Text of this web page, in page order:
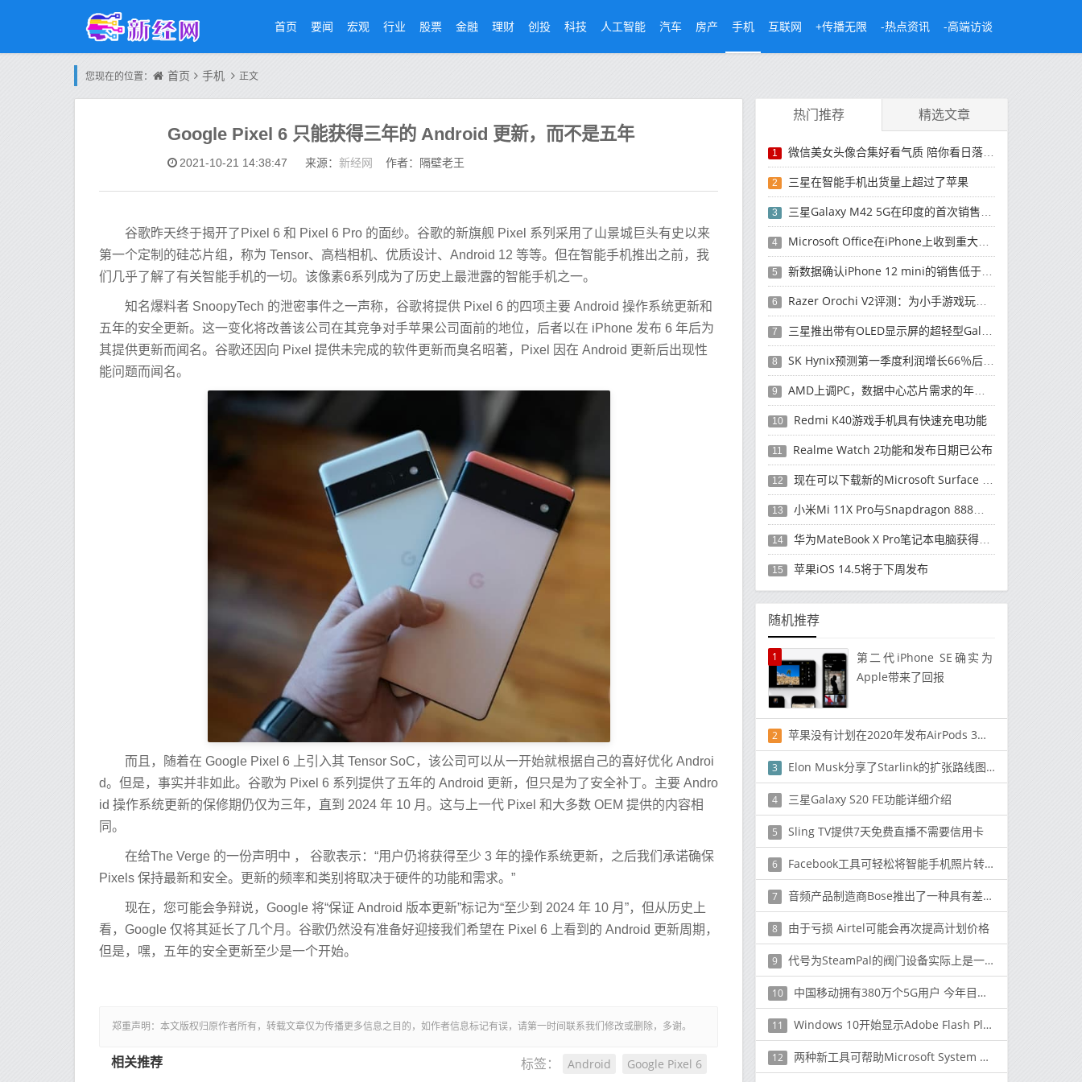
首页 要闻 宏观 行业 股票 金融 理财 创投 科技 人工智能 汽车 房产 手机 互联网 +传播无限 -热点资讯 -高端访谈
您现在的位置： 首页 手机 正文
Google Pixel 6 只能获得三年的 Android 更新，而不是五年
2021-10-21 14:38:47 来源： 新经网 作者：隔壁老王
谷歌昨天终于揭开了Pixel 6 和 Pixel 6 Pro 的面纱。谷歌的新旗舰 Pixel 系列采用了山景城巨头有史以来
第一个定制的硅芯片组，称为 Tensor、高档相机、优质设计、Android 12 等等。但在智能手机推出之前，我
们几乎了解了有关智能手机的一切。该像素6系列成为了历史上最泄露的智能手机之一。
知名爆料者 SnoopyTech 的泄密事件之一声称，谷歌将提供 Pixel 6 的四项主要 Android 操作系统更新和
五年的安全更新。这一变化将改善该公司在其竞争对手苹果公司面前的地位，后者以在 iPhone 发布 6 年后为
其提供更新而闻名。谷歌还因向 Pixel 提供未完成的软件更新而臭名昭著，Pixel 因在 Android 更新后出现性
能问题而闻名。
而且，随着在 Google Pixel 6 上引入其 Tensor SoC，该公司可以从一开始就根据自己的喜好优化 Androi
d。但是，事实并非如此。谷歌为 Pixel 6 系列提供了五年的 Android 更新，但只是为了安全补丁。主要 Andro
id 操作系统更新的保修期仍仅为三年，直到 2024 年 10 月。这与上一代 Pixel 和大多数 OEM 提供的内容相
同。
在给The Verge 的一份声明中 ， 谷歌表示：“用户仍将获得至少 3 年的操作系统更新，之后我们承诺确保
Pixels 保持最新和安全。更新的频率和类别将取决于硬件的功能和需求。”
现在，您可能会争辩说，Google 将“保证 Android 版本更新”标记为“至少到 2024 年 10 月”，但从历史上
看，Google 仅将其延长了几个月。谷歌仍然没有准备好迎接我们希望在 Pixel 6 上看到的 Android 更新周期，
但是，嘿，五年的安全更新至少是一个开始。
郑重声明：本文版权归原作者所有，转载文章仅为传播更多信息之目的，如作者信息标记有误，请第一时间联系我们修改或删除，多谢。
标签： Android Google Pixel 6
相关推荐
热门推荐 精选文章
1 微信美女头像合集好看气质 陪你看日落的人比日落更浪漫
2 三星在智能手机出货量上超过了苹果
3 三星Galaxy M42 5G在印度的首次销售将于今晚开始
4 Microsoft Office在iPhone上收到重大更新
5 新数据确认iPhone 12 mini的销售低于预期
6 Razer Orochi V2评测：为小手游戏玩家设计的鼠标
7 三星推出带有OLED显示屏的超轻型Galaxy Book Pro和Galaxy Book Pro 360笔记本电脑
8 SK Hynix预测第一季度利润增长66％后，对芯片的需求将增强
9 AMD上调PC，数据中心芯片需求的年度收入预测
10 Redmi K40游戏手机具有快速充电功能
11 Realme Watch 2功能和发布日期已公布
12 现在可以下载新的Microsoft Surface Duo更新
13 小米Mi 11X Pro与Snapdragon 888处理器一起发布
14 华为MateBook X Pro笔记本电脑获得全新升级
15 苹果iOS 14.5将于下周发布
随机推荐
1
第二代iPhone SE确实为
Apple带来了回报
2 苹果没有计划在2020年发布AirPods 3或AirPods Pro 2
3 Elon Musk分享了Starlink的扩张路线图,SpaceX准备了更多Beta版邀请
4 三星Galaxy S20 FE功能详细介绍
5 Sling TV提供7天免费直播不需要信用卡
6 Facebook工具可轻松将智能手机照片转换为3D图像
7 音频产品制造商Bose推出了一种具有差异化技术的新型无线耳机型号
8 由于亏损 Airtel可能会再次提高计划价格
9 代号为SteamPal的阀门设备实际上是一台类似任天堂Switch的一体机，可能在2021年底问世
10 中国移动拥有380万个5G用户 今年目标是1亿个
11 Windows 10开始显示Adobe Flash Player警告
12 两种新工具可帮助Microsoft System Center用户其他IT管理工具则可密切关注其Office 365环境